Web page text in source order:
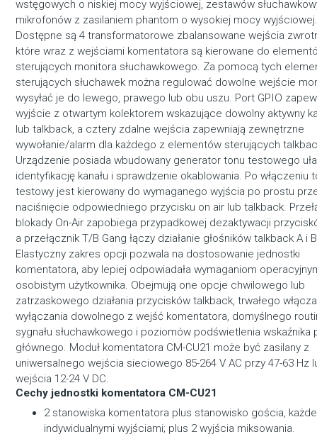
wstęgowych o niskiej mocy wyjściowej, zestawów
mikrofonów z zasilaniem phantom o wysokiej mocy
Dostępne są 4 transformatorowe zbalansowane wejścia
które wraz z wejściami komentatora są kierowane do
sterujących monitora słuchawkowego. Za pomocą tych
sterujących słuchawek można regulować dowolne wejście
wysyłać je do lewego, prawego lub obu uszu. Port GPIO
wyjście z otwartym kolektorem wskazujące dowolny aktywny
lub talkback, a cztery zdalne wejścia zapewniają zewnętrzne
wywołanie/alarm dla każdego z elementów sterujących
Urządzenie posiada wbudowany generator tonu testowego
identyfikację kanału i sprawdzenie okablowania. Po włączeniu
testowy jest kierowany do wymaganego wyjścia po prostu
naciśnięcie odpowiedniego przycisku on air lub talkback.
blokady On-Air zapobiega przypadkowej dezaktywacji
a przełącznik T/B Gang łączy działanie głośników talkback A i
Elastyczny zakres opcji pozwala na dostosowanie jednostki
komentatora, aby lepiej odpowiadała wymaganiom
osobistym użytkownika. Obejmują one opcje chwilowego lub
zatrzaskowego działania przycisków talkback, trwałego
wyłączania dowolnego z wejść komentatora, domyślnego
sygnału słuchawkowego i poziomów podświetlenia wskaźnika
głównego. Moduł komentatora CM-CU21 może być zasilany z
uniwersalnego wejścia sieciowego 85-264 V AC przy 47-63 Hz
wejścia 12-24 V DC.
Cechy jednostki komentatora CM-CU21
2 stanowiska komentatora plus stanowisko gościa,
indywidualnymi wyjściami; plus 2 wyjścia miksowania.